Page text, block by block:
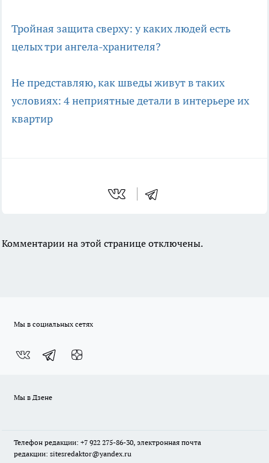
Тройная защита сверху: у каких людей есть
целых три ангела-хранителя?
Не представляю, как шведы живут в таких
условиях: 4 неприятные детали в интерьере их
квартир
Комментарии на этой странице отключены.
Мы в социальных сетях
Мы в Дзене
Телефон редакции: +7 922 275-86-30, электронная почта
редакции: sitesredaktor@yandex.ru